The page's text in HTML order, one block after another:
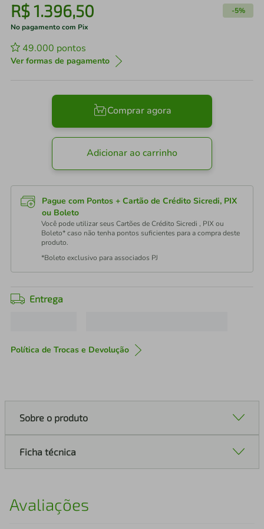
R$1.396,50 -5%
No pagamento com Pix
49.000 pontos
Ver formas de pagamento
Comprar agora
Adicionar ao carrinho
Pague com Pontos + Cartão de Crédito Sicredi, PIX
ou Boleto
Você pode utilizar seus Cartões de Crédito Sicredi , PIX ou
Boleto* caso não tenha pontos suficientes para a compra deste
produto.
*Boleto exclusivo para associados PJ
Entrega
Política de Trocas e Devolução
Sobre o produto
Ficha técnica
Avaliações